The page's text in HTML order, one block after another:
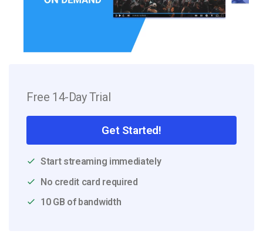
Free 14-Day Trial
Get Started!
Start streaming immediately
No credit card required
10 GB of bandwidth